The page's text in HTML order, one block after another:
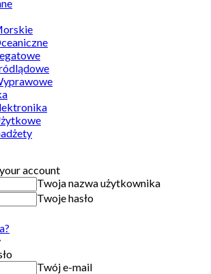
account
Twoja nazwa użytkownika
Twoje hasło
Twój e-mail